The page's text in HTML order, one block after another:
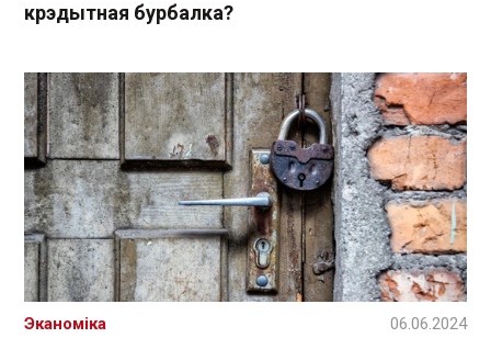
крэдытная бурбалка?
Эканоміка 06.06.2024